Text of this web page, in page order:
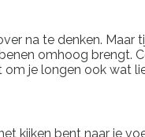
na te denken.
omhoog brengt.
om je longen ook wat
kijken bent naar je